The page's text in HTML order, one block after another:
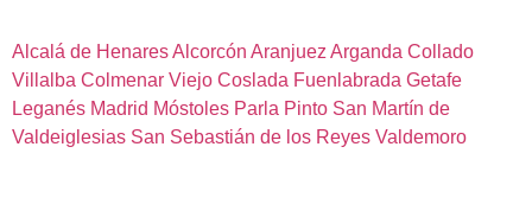
Alcalá de HenaresAlcorcón AranjuezArganda Collado
Villalba Colmenar Viejo Coslada Fuenlabrada Getafe
Leganés Madrid Móstoles Parla Pinto San Martín de
Valdeiglesias San Sebastián de los Reyes Valdemoro